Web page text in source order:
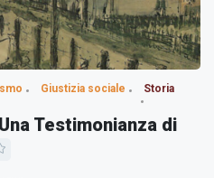
Giustizia sociale
Storia
Testimonianza di